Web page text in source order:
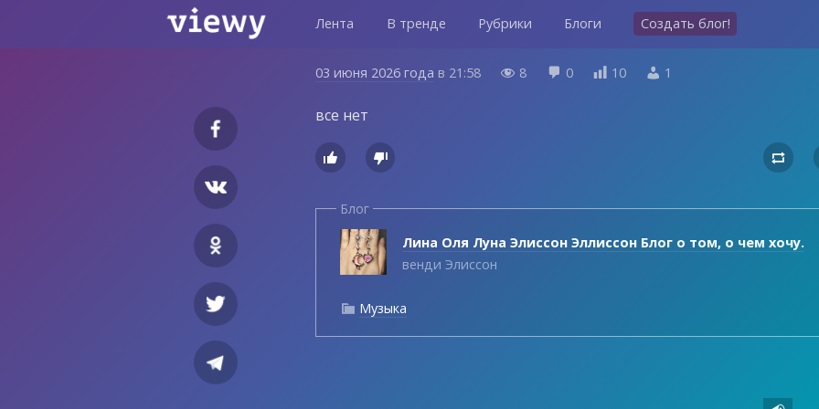
Лента В тренде Рубрики Блоги Создать блог!
03 июня 2026 года в 21:58  8  0  10  1
все нет
  
Блог
Лина Оля Луна Элиссон Эллиссон Блог о том, о чем хочу.
венди Элиссон
 Музыка